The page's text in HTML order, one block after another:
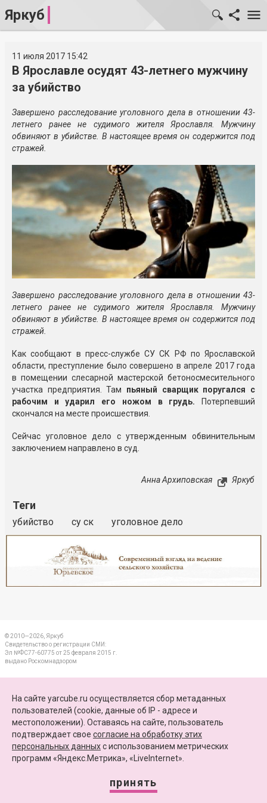
Яркуб
11 июля 2017 15:42
В Ярославле осудят 43-летнего мужчину
за убийство
Завершено расследование уголовного дела в отношении 43-
летнего ранее не судимого жителя Ярославля. Мужчину
обвиняют в убийстве. В настоящее время он содержится под
стражей.
Завершено расследование уголовного дела в отношении 43-
летнего ранее не судимого жителя Ярославля. Мужчину
обвиняют в убийстве. В настоящее время он содержится под
стражей.
Как сообщают в пресс-службе СУ СК РФ по Ярославской
области, преступление было совершено в апреле 2017 года
в помещении слесарной мастерской бетоносмесительного
участка предприятия. Там пьяный сварщик поругался с
рабочим и ударил его ножом в грудь. Потерпевший
скончался на месте происшествия.
Сейчас уголовное дело с утвержденным обвинительным
заключением направлено в суд.
Анна Архиповская Яркуб
Теги
убийство су ск уголовное дело
© 2010—2026, Яркуб
Свидетельство о регистрации СМИ:
Эл №ФС77-60775 от 25 февраля 2015 г.
выдано Роскомнадзором
ПАРТНЕРЫ
КАРТА САЙТА
+7 (4852) 64-15-52
Сайт функционирует при финансовой поддержке Министерства цифрового развития,
связи и массовых коммуникаций Российской Федерации
На сайте yarcube.ru осуществляется сбор метаданных
пользователей (cookie, данные об IP - адресе и
местоположении). Оставаясь на сайте, пользователь
подтверждает свое согласие на обработку этих
персональных данныхc использованием метрических
программ «Яндекс.Метрика», «LiveInternet».
принять